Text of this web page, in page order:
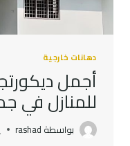
دهانات خارجية
أجمل
للمنازل في
بواسطة rashad